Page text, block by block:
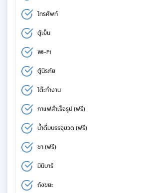
โทรศัพท์
ตู้เย็น
Wi-Fi
ตู้นิรภัย
โต๊ะทำงาน
กาแฟสำเร็จรูป (ฟรี)
น้ำดื่มบรรจุขวด (ฟรี)
ชา (ฟรี)
มินิบาร์
ถังขยะ